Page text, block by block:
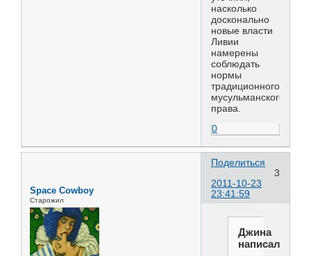
насколько
досконально
новые власти
Ливии
намерены
соблюдать
нормы
традиционного
мусульманского
права.
0
Поделиться
3
2011-10-23
23:41:59
Space Cowboy
Старожил
Джина
написал(а):